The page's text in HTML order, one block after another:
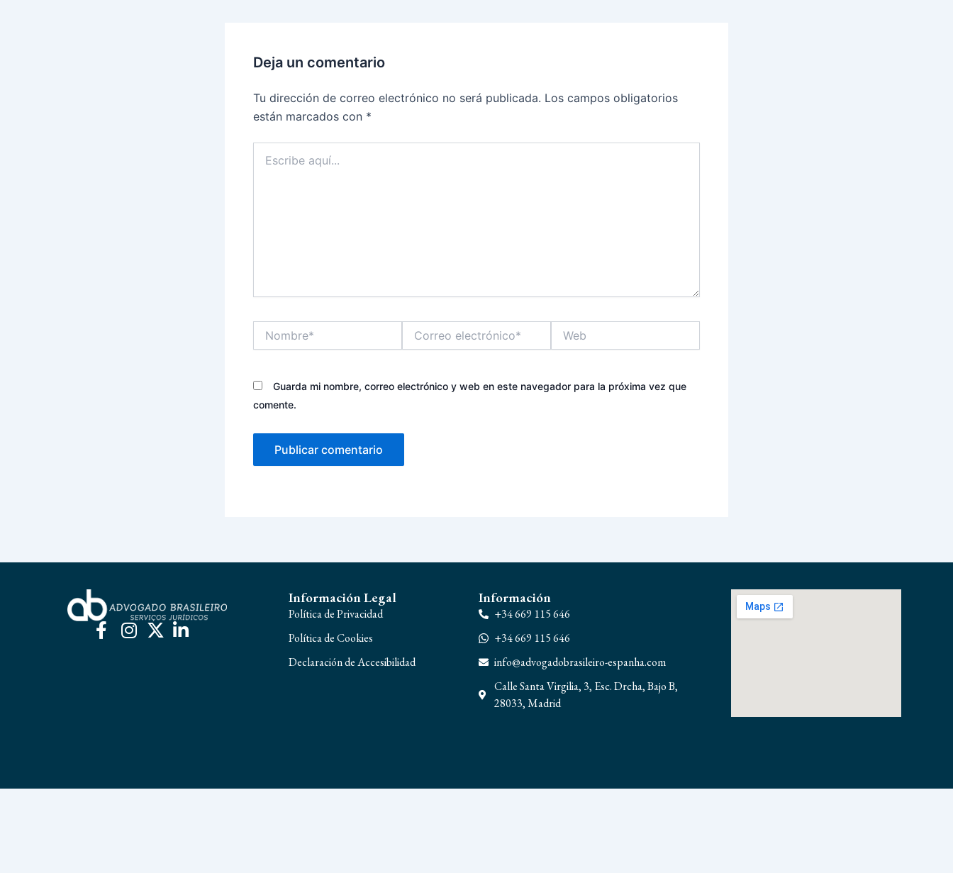
Deja un comentario
Tu dirección de correo electrónico no será publicada. Los campos obligatorios
están marcados con *
aquí...
electrónico*
Guarda mi nombre, correo electrónico y web en este navegador para la próxima vez que
comente.
Información Legal
Política de Privacidad
Política de Cookies
Declaración de Accesibilidad
Información
+34 669 115 646
+34 669 115 646
info@advogadobrasileiro-espanha.com
Calle Santa Virgilia, 3, Esc. Drcha, Bajo B,
28033, Madrid